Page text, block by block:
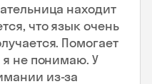
находит
что язык очень
Помогает
я не понимаю. У
из-за